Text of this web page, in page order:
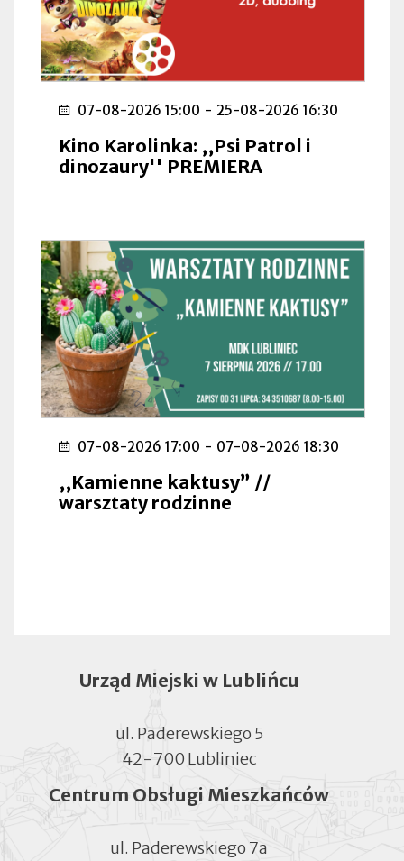
07-08-2026 15:00 - 25-08-2026 16:30
Kino Karolinka: ,,Psi Patrol i
dinozaury'' PREMIERA
07-08-2026 17:00 - 07-08-2026 18:30
,,Kamienne kaktusy” //
warsztaty rodzinne
Urząd Miejski w Lublińcu
ul. Paderewskiego 5
42-700 Lubliniec
Centrum Obsługi Mieszkańców
ul. Paderewskiego 7a